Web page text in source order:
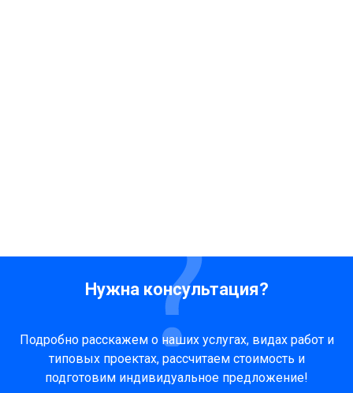
Нужна консультация?
Подробно расскажем о наших услугах, видах работ и
типовых проектах, рассчитаем стоимость и
подготовим индивидуальное предложение!